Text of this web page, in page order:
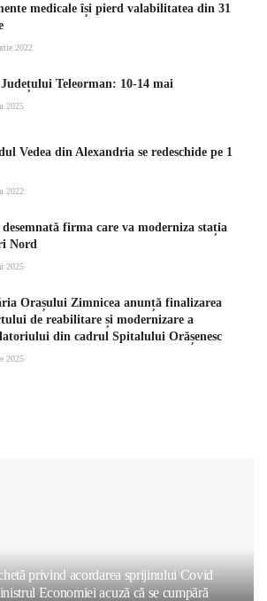
medicale își pierd valabilitatea din 31
2022
Teleorman: 10-14 mai
2025
Vedea din Alexandria se redeschide pe 1
2022
desemnată firma care va moderniza stația
Nord
2025
Orașului Zimnicea anunță finalizarea
de reabilitare și modernizare a
din cadrul Spitalului Orășenesc
2025
privind acordarea sprijinului Covid
Economiei acuză că se cumpără